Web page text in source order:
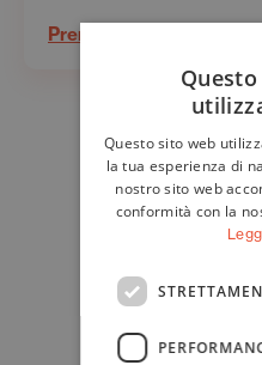
Prenota il tuo posto
Questo sito web
la tua esperienza di
nostro sito web
conformità con la